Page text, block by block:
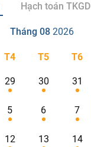
Hạch toán TKGD
Tháng 08 2026
T4 T5 T6
29 30 31
5 6 7
12 13 14